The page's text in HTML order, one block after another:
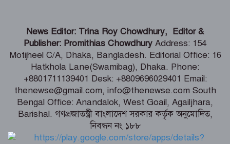
ভারতীয় হাইক‌মিশনা‌রের স‌ঙ্গে আইএবিডির
প্রতি‌নি‌ধিদ‌লের সাক্ষাৎ
গ্যাস-বিদ্যুৎ সংকটের জবাব চেয়ে
প্রধানমন্ত্রীর কাছে স্মারকলিপি ১১ দলের
পররাষ্ট্রমন্ত্রীর কা‌ছে ইউএনডিপির আবাসিক
প্রতিনিধির পরিচয়পত্র পেশ
News Editor: Trina Roy Chowdhury, Editor &
Publisher: Promithias Chowdhury Address: 154
Motijheel C/A, Dhaka, Bangladesh. Editorial Office: 16
Hatkhola Lane(Swamibag), Dhaka. Phone:
+8801711139401 Desk: +8809696029401 Email:
thenewse@gmail.com, info@thenewse.com South
Bengal Office: Anandalok, West Goail, Agailjhara,
Barishal. গণপ্রজাতন্ত্রী বাংলাদেশ সরকার কর্তৃক অনুমোদিত,
নিবন্ধন নং ১৮৮